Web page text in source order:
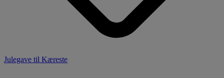
Julegave til Kæreste